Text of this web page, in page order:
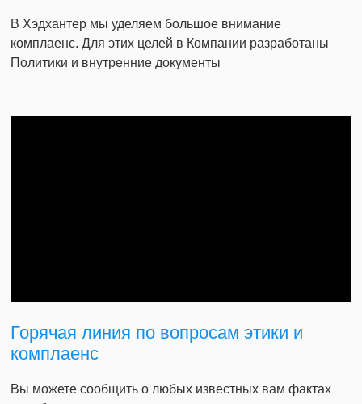
В Хэдхантер мы уделяем большое внимание
комплаенс. Для этих целей в Компании разработаны
Политики и внутренние документы
Горячая линия по вопросам этики и
комплаенс
Вы можете сообщить о любых известных вам фактах